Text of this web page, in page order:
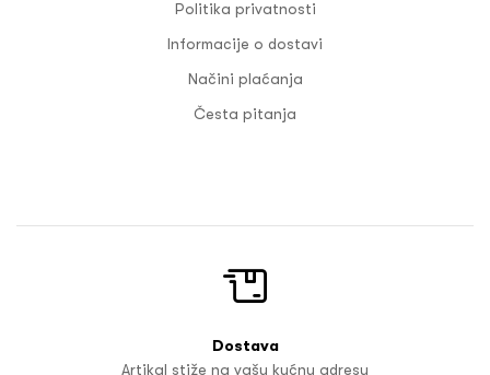
Politika privatnosti
Informacije o dostavi
Načini plaćanja
Česta pitanja
Dostava
Artikal stiže na vašu kućnu adresu